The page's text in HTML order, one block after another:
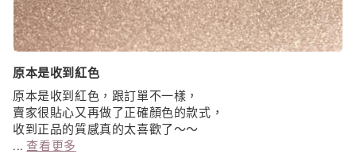
原本是收到紅色
原本是收到紅色，跟訂單不一樣，
賣家很貼心又再做了正確顏色的款式，
收到正品的質感真的太喜歡了～～
... 查看更多